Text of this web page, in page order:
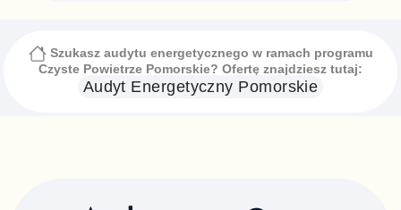
Szukasz audytu energetycznego w ramach programu
Czyste Powietrze Pomorskie? Ofertę znajdziesz tutaj:
Audyt Energetyczny Pomorskie